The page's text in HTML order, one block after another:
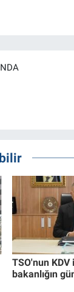
TSO'nun
bakanlığın